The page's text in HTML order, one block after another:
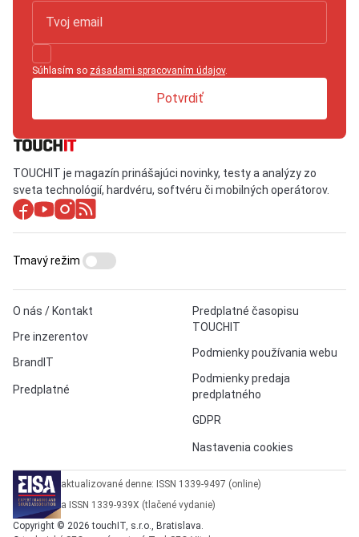
Súhlasím so zásadami spracovaním údajov.
Potvrdiť
TOUCHIT je magazín prinášajúci novinky, testy a analýzy zo
sveta technológií, hardvéru, softvéru či mobilných operátorov.
O nás / Kontakt
Pre inzerentov
BrandIT
Predplatné
Predplatné časopisu
TOUCHIT
Podmienky používania webu
Podmienky predaja
predplatného
GDPR
Nastavenia cookies
Tmavý režim
aktualizované denne: ISSN 1339-9497 (online)
a ISSN 1339-939X (tlačené vydanie)
Copyright © 2026 touchIT, s.r.o., Bratislava.